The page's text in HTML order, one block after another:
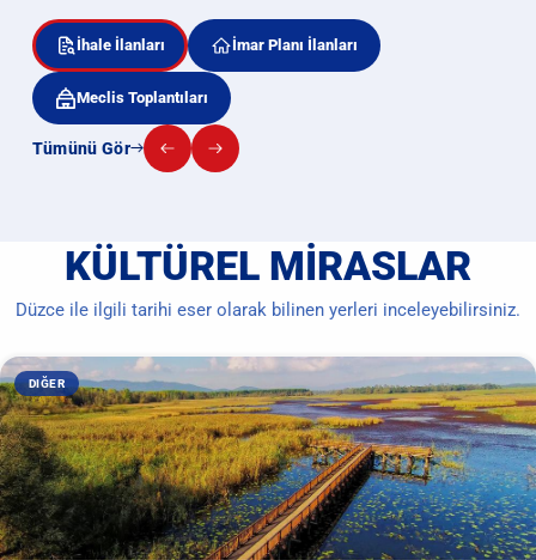
İhale İlanları İmar Planı İlanları
Meclis Toplantıları
Tümünü Gör
KÜLTÜREL MIRASLAR
Düzce ile ilgili tarihi eser olarak bilinen yerleri inceleyebilirsiniz.
DIĞER